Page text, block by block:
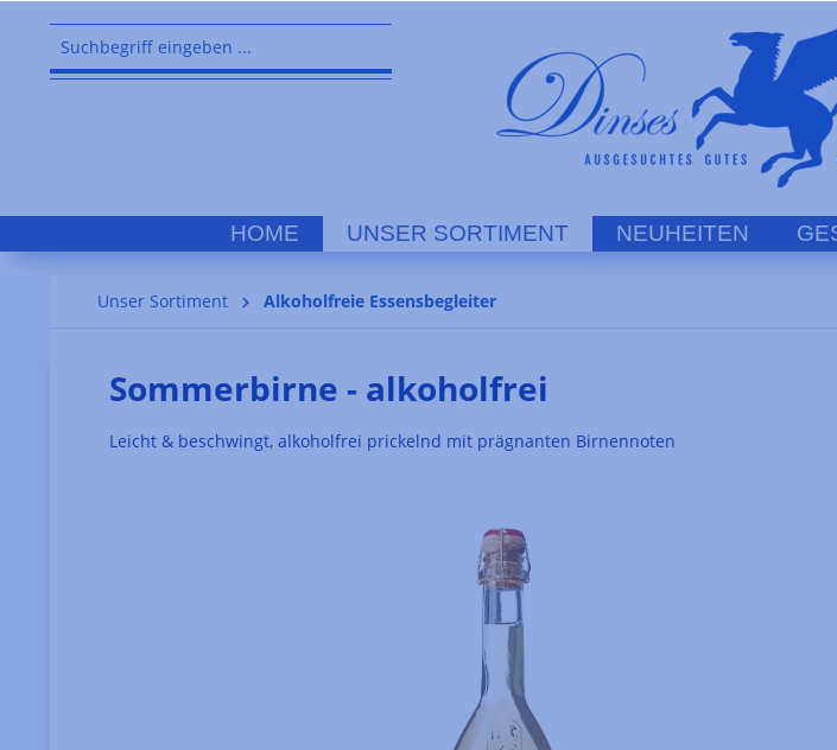
Zur Hauptnavigation springen
HOME UNSER SORTIMENT NEUHEITEN
Unser Sortiment Alkoholfreie Essensbegleiter
Sommerbirne - alkoholfrei
Leicht & beschwingt, alkoholfrei prickelnd mit prägnanten Birnennoten